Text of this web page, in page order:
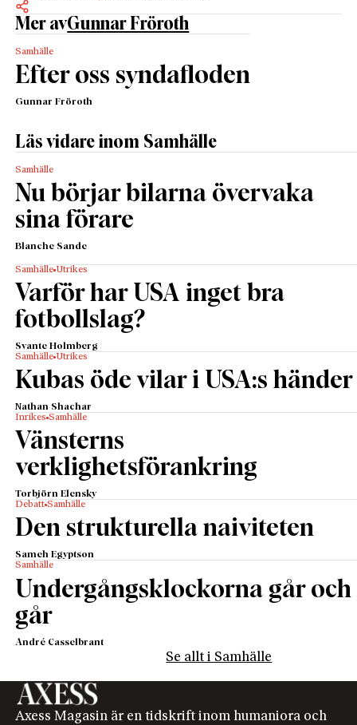
Mer avGunnar Fröroth
Samhälle
Efter oss syndafloden
Gunnar Fröroth
Läs vidare inom Samhälle
Samhälle
Nu börjar bilarna övervaka
sina förare
Blanche Sande
Samhälle Utrikes
Varför har USA inget bra
fotbollslag?
Svante Holmberg
Samhälle Utrikes
Kubas öde vilar i USA:s händer
Nathan Shachar
Inrikes Samhälle
Vänsterns
verklighetsförankring
Torbjörn Elensky
Debatt Samhälle
Den strukturella naiviteten
Sameh Egyptson
Samhälle
Undergångsklockorna går och
går
André Casselbrant
Se allt i Samhälle
Axess Magasin är en tidskrift inom humaniora och